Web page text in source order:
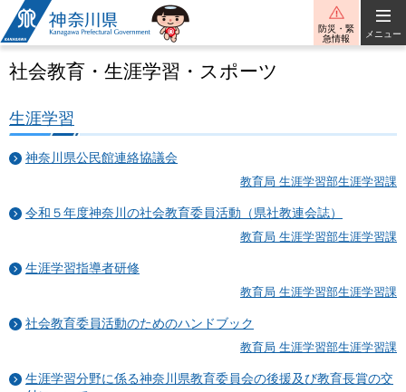
神奈川県
防災・緊
急情報
メニュー
社会教育・生涯学習・スポーツ
生涯学習
神奈川県公民館連絡協議会
教育局 生涯学習部生涯学習課
令和５年度神奈川の社会教育委員活動（県社教連会誌）
教育局 生涯学習部生涯学習課
生涯学習指導者研修
教育局 生涯学習部生涯学習課
社会教育委員活動のためのハンドブック
教育局 生涯学習部生涯学習課
生涯学習分野に係る神奈川県教育委員会の後援及び教育長賞の交